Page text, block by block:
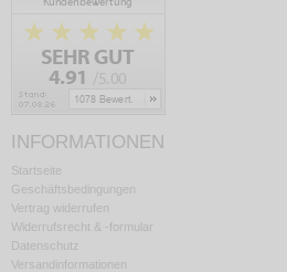
INFORMATIONEN
Startseite
Geschäftsbedingungen
Vertrag widerrufen
Widerrufsrecht & -formular
Datenschutz
Versandinformationen